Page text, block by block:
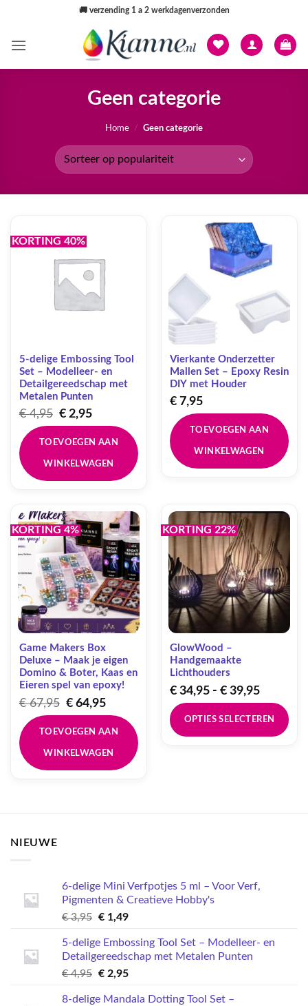
inhoud
🚚verzending 1 a 2 werkdagenverzonden
Geen categorie
Home / Geen categorie
KORTING 40%
5-delige Embossing Tool
Set – Modelleer- en
Detailgereedschap met
Metalen Punten
€4,95 Oorspronkelijke
prijs
was:
€ 2,95Huidige
prijs
is:
TOEVOEGEN AAN
WINKELWAGEN
Vierkante Onderzetter
Mallen Set – Epoxy Resin
DIY met Houder
€7,95
TOEVOEGEN AAN
WINKELWAGEN
KORTING 4%
Game Makers Box
Deluxe – Maak je eigen
Domino & Boter, Kaas en
Eieren spel van epoxy!
€67,95 Oorspronkelijke
prijs
was:
€ 64,95Huidige
prijs
is:
€ 64,95.
TOEVOEGEN AAN
WINKELWAGEN
KORTING 22%
GlowWood –
Handgemaakte
Lichthouders
€34,95 - €39,95
€ 34,95
tot
€ 39,95
OPTIES SELECTEREN
op
de
NIEUWE
6-delige Mini Verfpotjes 5 ml – Voor Verf,
Pigmenten & Creatieve Hobby's
€3,95 Oorspronkelijke
was:
€ 3,95.
€1,49Huidige
is:
€ 1,49.
5-delige Embossing Tool Set – Modelleer- en
Detailgereedschap met Metalen Punten
€4,95 Oorspronkelijke
was:
€2,95Huidige
is:
8-delige Mandala Dotting Tool Set –